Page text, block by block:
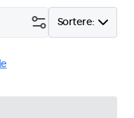
Sortere: